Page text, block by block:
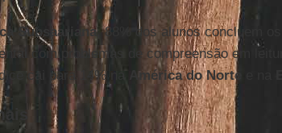
Subsaariana, 88% dos alunos concluem
com problemas de compreensão em
cai para 14% na
América do Norte